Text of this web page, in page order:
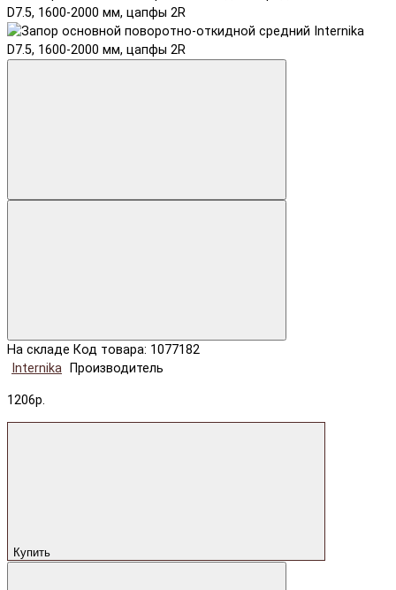
На складе Код товара: 1077182
Internika
Производитель
1206р.
Купить